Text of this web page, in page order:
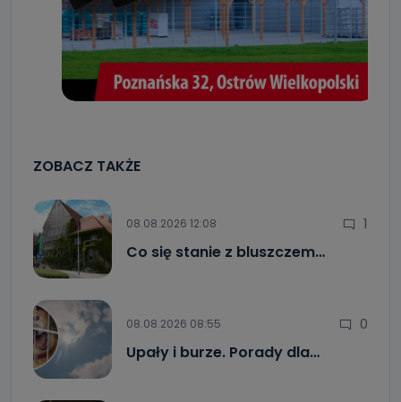
ZOBACZ TAKŻE
08.08.2026 12:08 1
Co się stanie z bluszczem…
08.08.2026 08:55 0
Upały i burze. Porady dla…